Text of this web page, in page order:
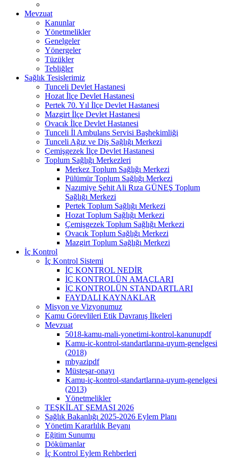
Mevzuat
Kanunlar
Yönetmelikler
Genelgeler
Yönergeler
Tüzükler
Tebliğler
Sağlık Tesislerimiz
Tunceli Devlet Hastanesi
Hozat İlçe Devlet Hastanesi
Pertek 70. Yıl İlçe Devlet Hastanesi
Mazgirt İlçe Devlet Hastanesi
Ovacık İlçe Devlet Hastanesi
Tunceli İl Ambulans Servisi Başhekimliği
Tunceli Ağız ve Diş Sağlığı Merkezi
Çemişgezek İlçe Devlet Hastanesi
Toplum Sağlığı Merkezleri
Merkez Toplum Sağlığı Merkezi
Pülümür Toplum Sağlığı Merkezi
Nazımiye Şehit Ali Rıza GÜNEŞ Toplum
Sağlığı Merkezi
Pertek Toplum Sağlığı Merkezi
Hozat Toplum Sağlığı Merkezi
Çemişgezek Toplum Sağlığı Merkezi
Ovacık Toplum Sağlığı Merkezi
Mazgirt Toplum Sağlığı Merkezi
İç Kontrol
İç Kontrol Sistemi
İÇ KONTROL NEDİR
İÇ KONTROLÜN AMAÇLARI
İÇ KONTROLÜN STANDARTLARI
FAYDALI KAYNAKLAR
Misyon ve Vizyonumuz
Kamu Görevlileri Etik Davranış İlkeleri
Mevzuat
5018-kamu-mali-yonetimi-kontrol-kanunupdf
Kamu-ic-kontrol-standartlarına-uyum-genelgesi
(2018)
mbyazipdf
Müsteşar-onayı
Kamu-iç-kontrol-standartlarına-uyum-genelgesi
(2013)
Yönetmelikler
TEŞKİLAT ŞEMASI 2026
Sağlık Bakanlığı 2025-2026 Eylem Planı
Yönetim Kararlılık Beyanı
Eğitim Sunumu
Dökümanlar
İç Kontrol Eylem Rehberleri